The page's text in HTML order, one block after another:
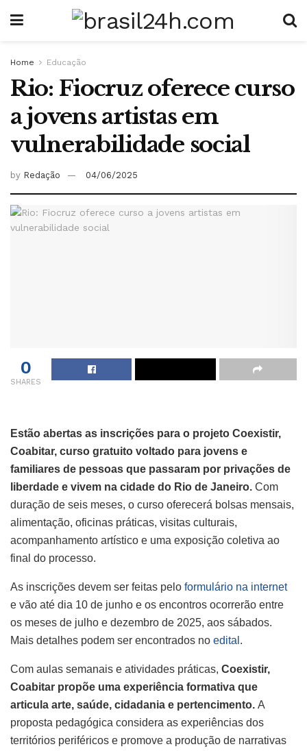
Home Educação
Rio: Fiocruz oferece curso
a jovens artistas em
vulnerabilidade social
by Redação 04/06/2025
0
SHARES
Estão abertas as inscrições para o projeto Coexistir,
Coabitar, curso gratuito voltado para jovens e
familiares de pessoas que passaram por privações de
liberdade e vivem na cidade do Rio de Janeiro. Com
duração de seis meses, o curso oferecerá bolsas mensais,
alimentação, oficinas práticas, visitas culturais,
acompanhamento artístico e uma exposição coletiva ao
final do processo.
As inscrições devem ser feitas pelo formulário na internet
e vão até dia 10 de junho e os encontros ocorrerão entre
os meses de julho e dezembro de 2025, aos sábados.
Mais detalhes podem ser encontrados no edital .
Com aulas semanais e atividades práticas, Coexistir,
Coabitar propõe uma experiência formativa que
articula arte, saúde, cidadania e pertencimento. A
proposta pedagógica considera as experiências dos
territórios periféricos e promove a produção de narrativas